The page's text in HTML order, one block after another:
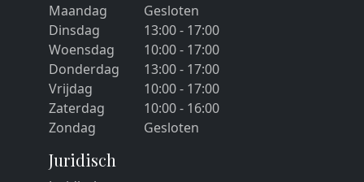
Maandag
Gesloten
Dinsdag
13:00 - 17:00
Woensdag
10:00 - 17:00
Donderdag
13:00 - 17:00
Vrijdag
10:00 - 17:00
Zaterdag
10:00 - 16:00
Zondag
Gesloten
Juridisch